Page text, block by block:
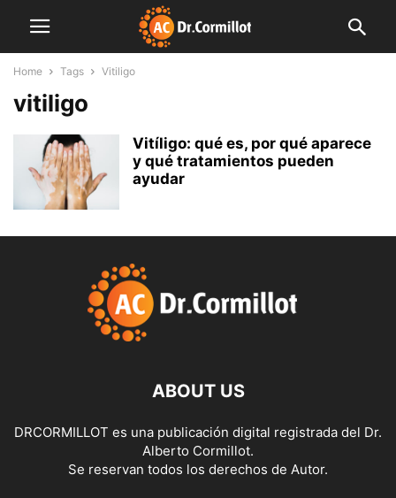
Home Tags Vitiligo
vitiligo
Vitíligo: qué es, por qué aparece
y qué tratamientos pueden
ayudar
ABOUT US
DRCORMILLOT es una publicación digital registrada del Dr.
Alberto Cormillot.
Se reservan todos los derechos de Autor.